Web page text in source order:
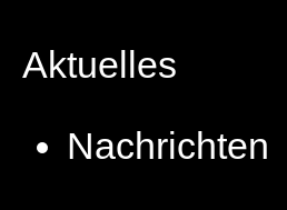
Aktuelles
Nachrichten